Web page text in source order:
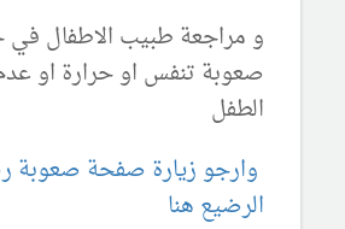
و مراجعة طبيب الاطفال
صعوبة تنفس او حرارة او
الطفل
وارجو زيارة صفحة صعوبة
الرضيع هنا